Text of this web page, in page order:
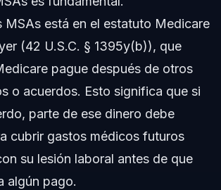
MSAs está en el estatuto Medicare
(42 U.S.C. § 1395y(b)), que
pague después de otros
o acuerdos. Esto significa que si
parte de ese dinero debe
cubrir gastos médicos futuros
su lesión laboral antes de que
algún pago.